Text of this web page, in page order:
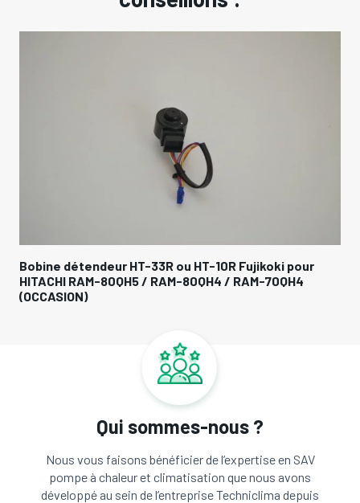
Bobine détendeur HT-33R ou HT-10R Fujikoki pour
HITACHI RAM-80QH5 / RAM-80QH4 / RAM-70QH4
(OCCASION)
Qui sommes-nous ?
Nous vous faisons bénéficier de l’expertise en SAV
pompe à chaleur et climatisation que nous avons
développé au sein de l’entreprise Techniclima depuis